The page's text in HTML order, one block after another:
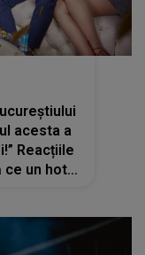
acesta a
Reacțiile
ce un hotel